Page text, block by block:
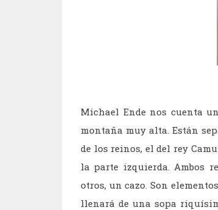
Michael Ende nos cuenta
montaña muy alta. Están
de los reinos, el del rey
la parte izquierda. Ambos
otros, un cazo. Son
llenará de una sopa